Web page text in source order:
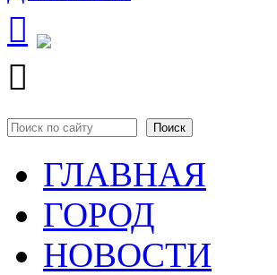


Форма поиска
ГЛАВНАЯ
ГОРОД
НОВОСТИ